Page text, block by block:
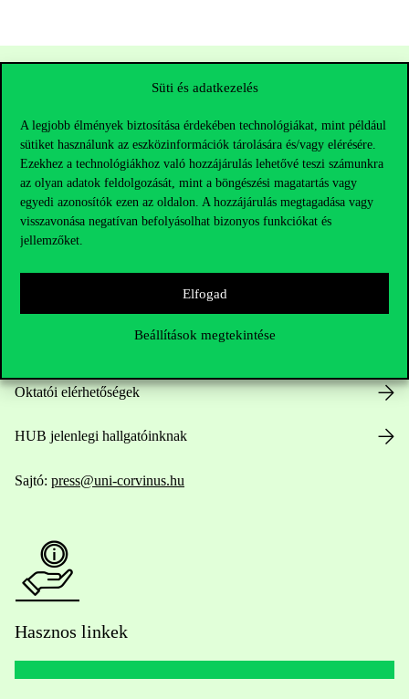
Süti és adatkezelés
A legjobb élmények biztosítása érdekében technológiákat, mint például
sütiket használunk az eszközinformációk tárolására és/vagy elérésére.
Ezekhez a technológiákhoz való hozzájárulás lehetővé teszi számunkra
az olyan adatok feldolgozását, mint a böngészési magatartás vagy
egyedi azonosítók ezen az oldalon. A hozzájárulás megtagadása vagy
visszavonása negatívan befolyásolhat bizonyos funkciókat és
jellemzőket.
Elfogad
Beállítások megtekintése
Elérhetőségek
+36 1 482 5000
Oktatói elérhetőségek
HUB jelenlegi hallgatóinknak
Sajtó: press@uni-corvinus.hu
Hasznos linkek